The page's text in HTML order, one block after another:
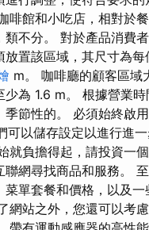
啡館和小吃店，相對於
類不分。 對於產品消費
放置該區域，其尺寸為
m。 咖啡廳的顧客區域
少為 1.6 m。 根據營業
季節性的。 必須始終啟
可以儲存設定以進行進
就負擔得起，請投資一
聯網尋找商品和服務。
菜單套餐和價格，以及
網站之外，您還可以考